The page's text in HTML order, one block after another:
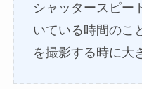
シャッタースピー
いている時間のこ
を撮影する時に大